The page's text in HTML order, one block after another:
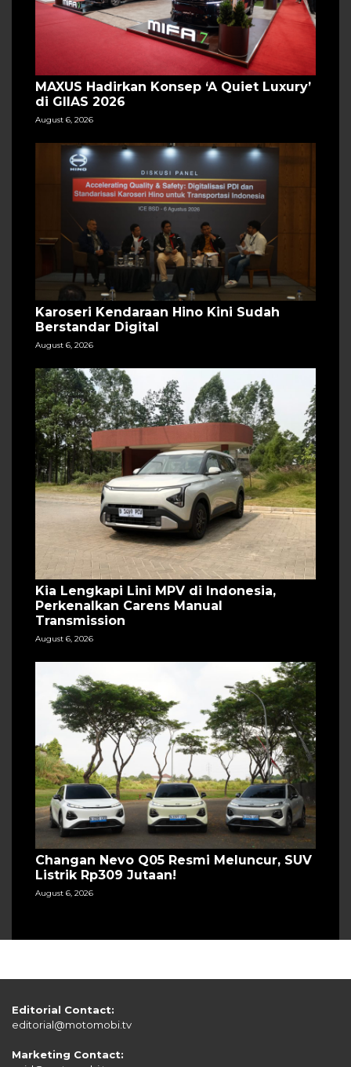
MAXUS Hadirkan Konsep ‘A Quiet Luxury’
di GIIAS 2026
August 6, 2026
Karoseri Kendaraan Hino Kini Sudah
Berstandar Digital
August 6, 2026
Kia Lengkapi Lini MPV di Indonesia,
Perkenalkan Carens Manual
Transmission
August 6, 2026
Changan Nevo Q05 Resmi Meluncur, SUV
Listrik Rp309 Jutaan!
August 6, 2026
Editorial Contact:
editorial@motomobi.tv
Marketing Contact: